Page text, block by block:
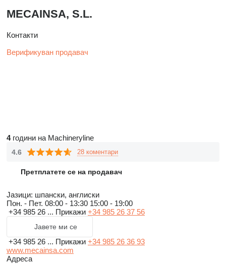
MECAINSA, S.L.
Контакти
Верификуван продавач
4години на Machineryline
4.6 28 коментари
Претплатете се на продавач
Јазици: шпански, англиски
Пон. - Пет. 08:00 - 13:30 15:00 - 19:00
+34 985 26 ... Прикажи +34 985 26 37 56
Јавете ми се
+34 985 26 ... Прикажи +34 985 26 36 93
www.mecainsa.com
Адреса